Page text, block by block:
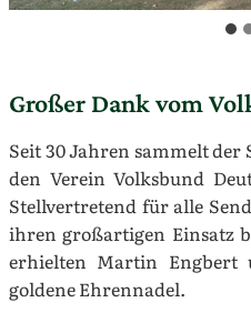
Großer Dank vom
Seit 30 Jahren sammelt
den Verein Volksbund
Stellvertretend für alle
ihren großartigen Einsatz
erhielten Martin Engbert
goldene Ehrennadel.